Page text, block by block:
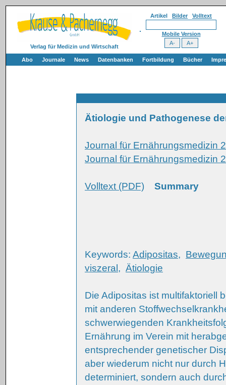
Verlag für Medizin und Wirtschaft
Artikel Bilder Volltext
Mobile Version
Abo Journale News Datenbanken Fortbildung Bücher
Ätiologie und Pathogenese
Journal für Ernährungsmedizin
Journal für Ernährungsmedizin
Volltext (PDF) Summary
Keywords: Adipositas,
viszeral , Ätiologie
Die Adipositas ist multifaktoriell
mit anderen
schwerwiegenden
Ernährung im Verein mit
entsprechender genetischer
aber wiederum nicht nur durch
determiniert, sondern auch